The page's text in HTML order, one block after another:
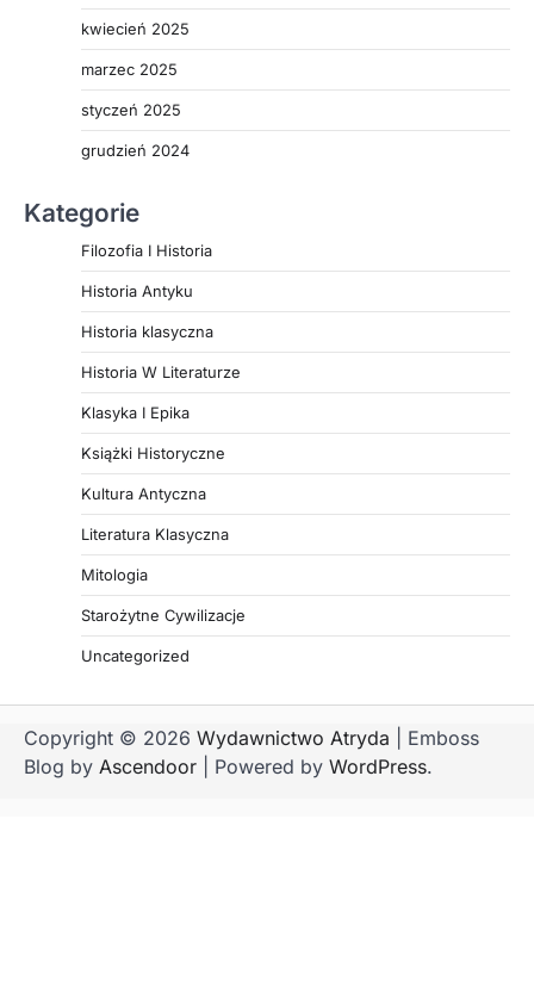
kwiecień 2025
marzec 2025
styczeń 2025
grudzień 2024
Kategorie
Filozofia I Historia
Historia Antyku
Historia klasyczna
Historia W Literaturze
Klasyka I Epika
Książki Historyczne
Kultura Antyczna
Literatura Klasyczna
Mitologia
Starożytne Cywilizacje
Uncategorized
Copyright © 2026 Wydawnictwo Atryda | Emboss
Blog by Ascendoor | Powered by WordPress.